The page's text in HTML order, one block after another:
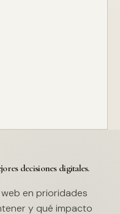
decisiones digitales.
en prioridades
y qué impacto